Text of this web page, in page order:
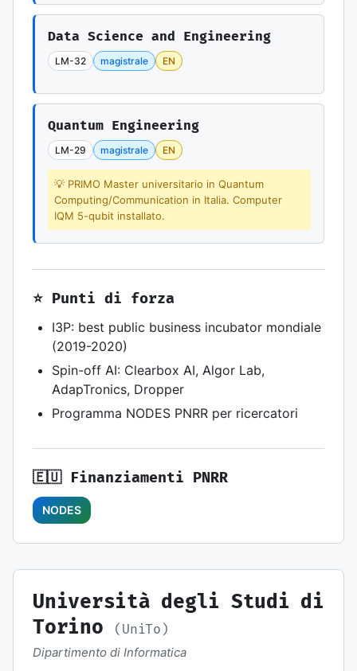
Data Science and Engineering
LM-32 magistrale EN
Quantum Engineering
LM-29 magistrale EN
💡 PRIMO Master universitario in Quantum
Computing/Communication in Italia. Computer
IQM 5-qubit installato.
⭐ Punti di forza
I3P: best public business incubator mondiale
(2019-2020)
Spin-off AI: Clearbox AI, Algor Lab,
AdapTronics, Dropper
Programma NODES PNRR per ricercatori
🇪🇺 Finanziamenti PNRR
NODES
Università degli Studi di
Torino
(UniTo)
Dipartimento di Informatica